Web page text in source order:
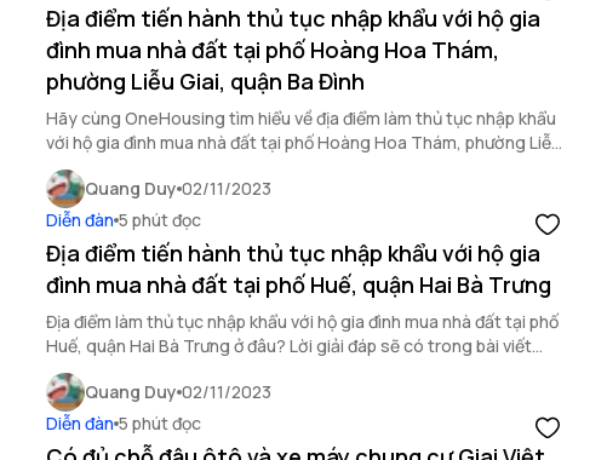
Địa điểm tiến hành thủ tục nhập khẩu với hộ gia
đình mua nhà đất tại phố Hoàng Hoa Thám,
phường Liễu Giai, quận Ba Đình
Hãy cùng OneHousing tìm hiểu về địa điểm làm thủ tục nhập khẩu
với hộ gia đình mua nhà đất tại phố Hoàng Hoa Thám, phường Liễu
Giai, quận Ba Đình qua bài viết bên dưới đây.
Quang Duy 02/11/2023
Diễn đàn 5 phút đọc
Địa điểm tiến hành thủ tục nhập khẩu với hộ gia
đình mua nhà đất tại phố Huế, quận Hai Bà Trưng
Địa điểm làm thủ tục nhập khẩu với hộ gia đình mua nhà đất tại phố
Huế, quận Hai Bà Trưng ở đâu? Lời giải đáp sẽ có trong bài viết
này của OneHousing, tìm hiểu ngay!
Quang Duy 02/11/2023
Diễn đàn 5 phút đọc